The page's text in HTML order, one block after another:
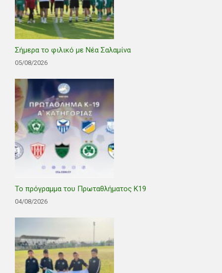
Σήμερα το φιλικό με Νέα Σαλαμίνα
05/08/2026
Το πρόγραμμα του Πρωταθλήματος Κ19
04/08/2026